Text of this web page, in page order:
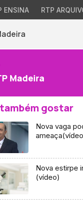
ENSINA RTP
Madeira
gostar
Nova vaga
Nova estirpe
(vídeo)